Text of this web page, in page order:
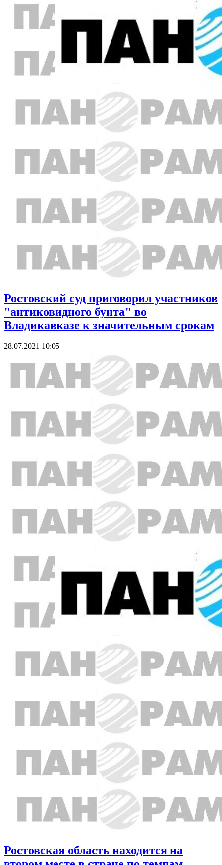
Ростовский суд приговорил участников
"антиковидного бунта" во
Владикавказе к значительным срокам
28.07.2021 10:05
Ростовская область находится на